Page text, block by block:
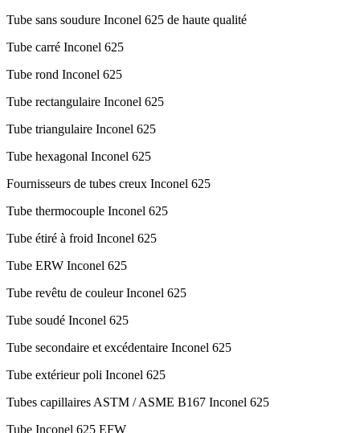
Tube sans soudure Inconel 625 de haute qualité
Tube carré Inconel 625
Tube rond Inconel 625
Tube rectangulaire Inconel 625
Tube triangulaire Inconel 625
Tube hexagonal Inconel 625
Fournisseurs de tubes creux Inconel 625
Tube thermocouple Inconel 625
Tube étiré à froid Inconel 625
Tube ERW Inconel 625
Tube revêtu de couleur Inconel 625
Tube soudé Inconel 625
Tube secondaire et excédentaire Inconel 625
Tube extérieur poli Inconel 625
Tubes capillaires ASTM / ASME B167 Inconel 625
Tube Inconel 625 EFW